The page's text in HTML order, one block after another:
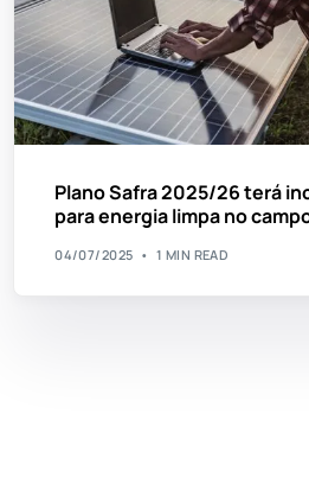
Plano Safra 2025/26 terá
para energia limpa no
04/07/2025 1 MIN READ